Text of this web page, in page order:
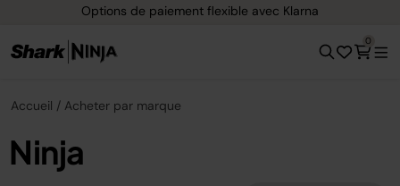
paiement flexible avec Klarna
0
Accueil Acheter par marque
Ninja